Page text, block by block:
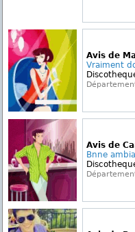
Avis de
Vraiment
Avis de
Bnne